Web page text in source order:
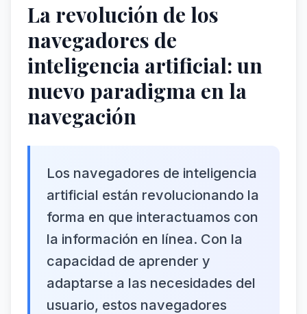
La revolución de los
navegadores de
inteligencia artificial: un
nuevo paradigma en la
navegación
Los navegadores de inteligencia
artificial están revolucionando la
forma en que interactuamos con
la información en línea. Con la
capacidad de aprender y
adaptarse a las necesidades del
usuario, estos navegadores